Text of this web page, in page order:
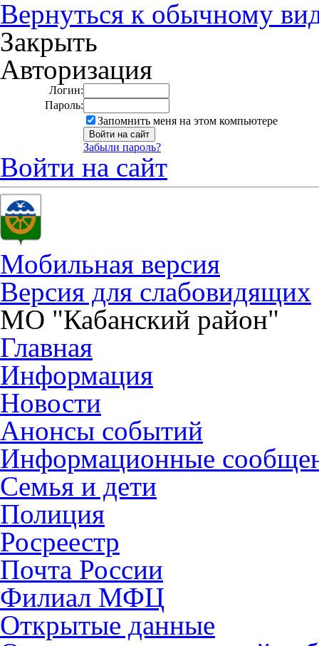
Вернуться к обычному
Закрыть
Авторизация
Логин:
Пароль:
Запомнить меня на этом компьютере
Забыли пароль?
Войти на сайт
Мобильная версия
Версия для слабовидящих
МО "Кабанский район"
Главная
Информация
Новости
Анонсы событий
Информационные
Семья и дети
Полиция
Росреестр
Почта России
Филиал МФЦ
Открытые данные